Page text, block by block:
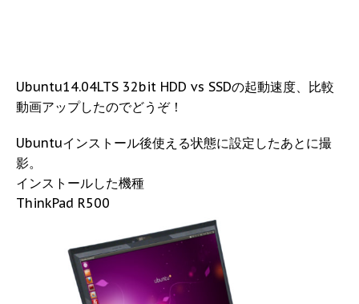
Ubuntu14.04LTS 32bit HDD vs SSDの起動速度、比較
動画アップしたのでどうぞ！
Ubuntuインストール後使える状態に設定したあとに撮
影。
インストールした機種
ThinkPad R500